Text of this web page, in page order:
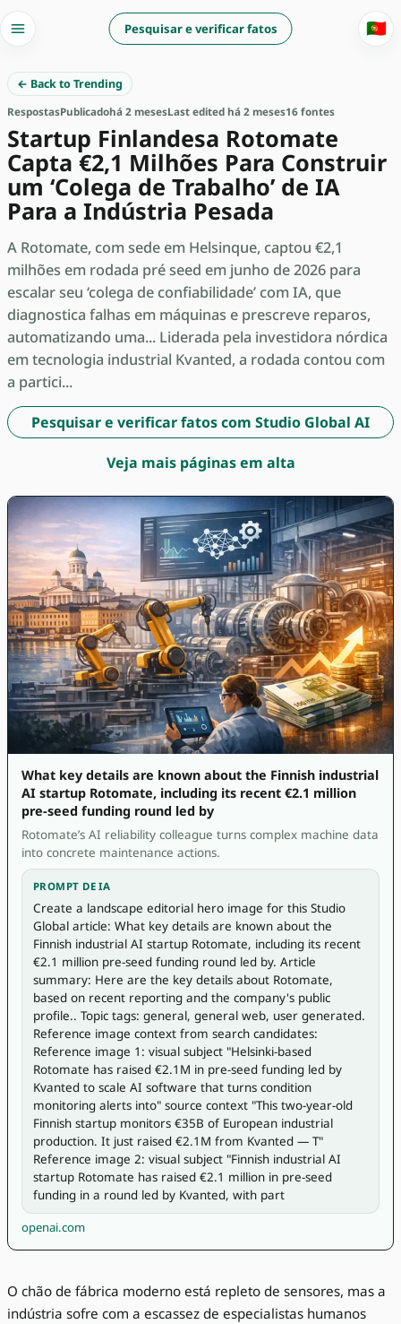
Pesquisar e verificar fatos 🇵🇹
← Back to Trending
RespostasPublicadohá 2 mesesLast edited há 2 meses16 fontes
Startup Finlandesa Rotomate
Capta €2,1 Milhões Para Construir
um ‘Colega de Trabalho’ de IA
Para a Indústria Pesada
A Rotomate, com sede em Helsinque, captou €2,1
milhões em rodada pré seed em junho de 2026 para
escalar seu ‘colega de confiabilidade’ com IA, que
diagnostica falhas em máquinas e prescreve reparos,
automatizando uma... Liderada pela investidora nórdica
em tecnologia industrial Kvanted, a rodada contou com
a partici...
Pesquisar e verificar fatos com Studio Global AI
Veja mais páginas em alta
What key details are known about the Finnish industrial
AI startup Rotomate, including its recent €2.1 million
pre-seed funding round led by
Rotomate’s AI reliability colleague turns complex machine data
into concrete maintenance actions.
PROMPT DE IA
Create a landscape editorial hero image for this Studio
Global article: What key details are known about the
Finnish industrial AI startup Rotomate, including its recent
€2.1 million pre-seed funding round led by. Article
summary: Here are the key details about Rotomate,
based on recent reporting and the company's public
profile.. Topic tags: general, general web, user generated.
Reference image context from search candidates:
Reference image 1: visual subject "Helsinki-based
Rotomate has raised €2.1M in pre-seed funding led by
Kvanted to scale AI software that turns condition
monitoring alerts into" source context "This two-year-old
Finnish startup monitors €35B of European industrial
production. It just raised €2.1M from Kvanted — T"
Reference image 2: visual subject "Finnish industrial AI
startup Rotomate has raised €2.1 million in pre-seed
funding in a round led by Kvanted, with part
openai.com
O chão de fábrica moderno está repleto de sensores, mas a
indústria sofre com a escassez de especialistas humanos